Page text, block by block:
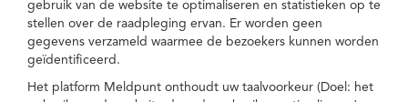
gebruik van de website te optimaliseren en statistieken op te
stellen over de raadpleging ervan. Er worden geen
gegevens verzameld waarmee de bezoekers kunnen worden
geïdentificeerd.
Het platform Meldpunt onthoudt uw taalvoorkeur (Doel: het